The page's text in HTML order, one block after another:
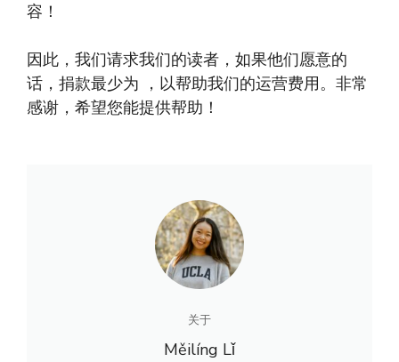
容！
因此，我们请求我们的读者，如果他们愿意的
话，捐款最少为 ，以帮助我们的运营费用。非常
感谢，希望您能提供帮助！
关于
Měilíng Lǐ